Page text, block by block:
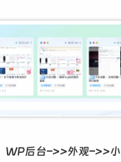
WP后台–>>外观–>>